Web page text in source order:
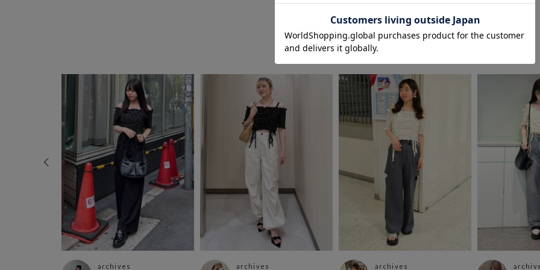
COORDINATE
この商品を使ったCOORDINATE
archives archives archives